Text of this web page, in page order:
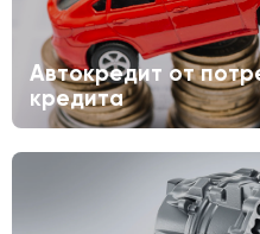
Автокредит от
кредита